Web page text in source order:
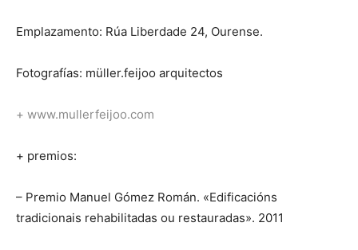
Emplazamento: Rúa Liberdade 24, Ourense.
Fotografías: müller.feijoo arquitectos
+ www.mullerfeijoo.com
+ premios:
– Premio Manuel Gómez Román. «Edificacións
tradicionais rehabilitadas ou restauradas». 2011